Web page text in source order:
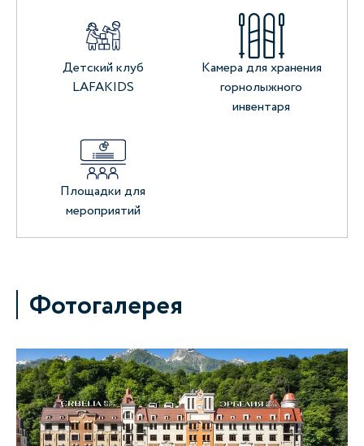
Детский клуб
LAFAKIDS
Камера для хранения
горнолыжного
инвентаря
Площадки для
мероприятий
Фотогалерея